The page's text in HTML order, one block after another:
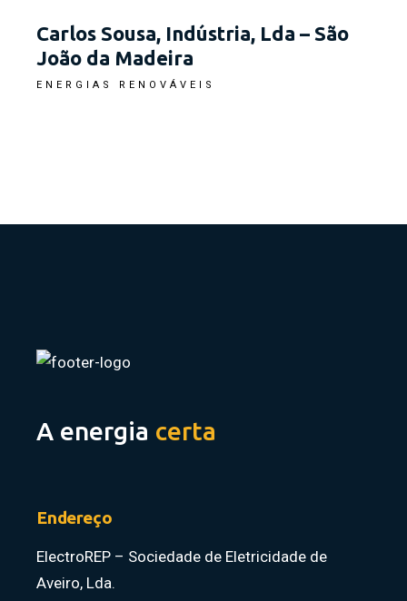
Carlos Sousa, Indústria, Lda – São
João da Madeira
ENERGIAS RENOVÁVEIS
A energia certa
Endereço
ElectroREP – Sociedade de Eletricidade de
Aveiro, Lda.